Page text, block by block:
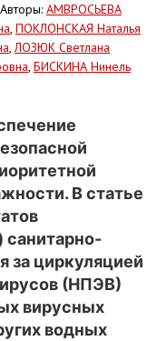
АМВРОСЬЕВА
, ПОКЛОНСКАЯ Наталья
,ЛОЗЮК Светлана
, БИСКИНА Нинель
В статье
санитарно-
за циркуляцией
(НПЭВ)
вирусных
водных